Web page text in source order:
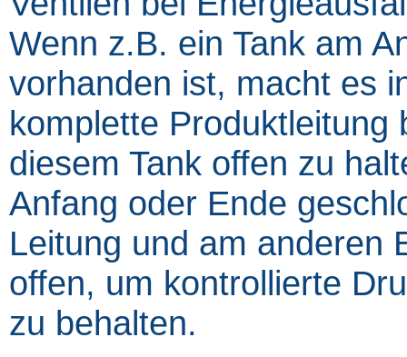
Wenn z.B. ein Tank am
vorhanden ist, macht es
komplette Produktleitung
diesem Tank offen zu
Anfang oder Ende
Leitung und am anderen
offen, um kontrollierte
zu behalten.